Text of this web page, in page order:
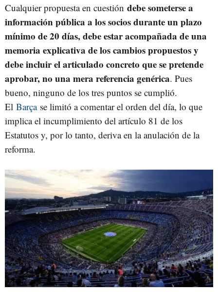
Cualquier propuesta en cuestión debe someterse a
información pública a los socios durante un plazo
mínimo de 20 días, debe estar acompañada de una
memoria explicativa de los cambios propuestos y
debe incluir el articulado concreto que se pretende
aprobar, no una mera referencia genérica. Pues
bueno, ninguno de los tres puntos se cumplió.
El Barçase limitó a comentar el orden del día, lo que
implica el incumplimiento del artículo 81 de los
Estatutos y, por lo tanto, deriva en la anulación de la
reforma.